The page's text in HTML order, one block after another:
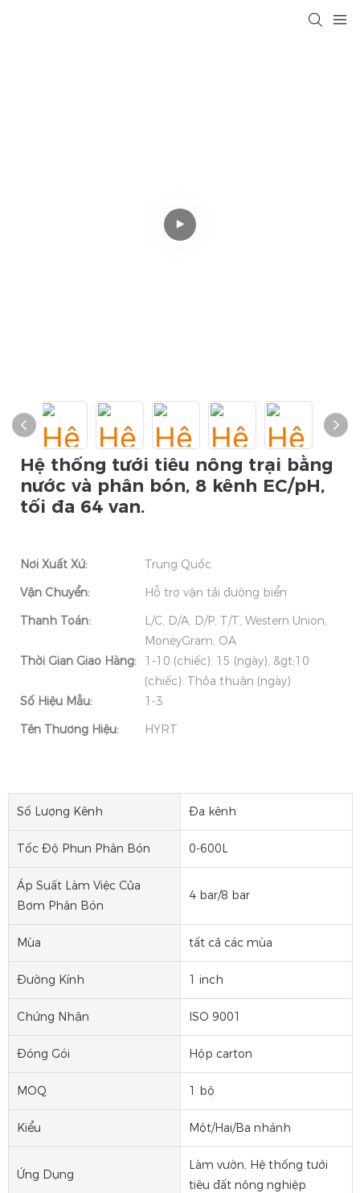
Hệ thống tưới tiêu nông trại bằng
nước và phân bón, 8 kênh EC/pH,
tối đa 64 van.
Nơi Xuất Xứ:
Trung Quốc
Vận Chuyển:
Hỗ trợ vận tải đường biển
Thanh Toán:
L/C, D/A, D/P, T/T, Western Union,
MoneyGram, OA
Thời Gian Giao Hàng:
1-10 (chiếc): 15 (ngày), &gt;10
(chiếc): Thỏa thuận (ngày)
Số Hiệu Mẫu:
1-3
Tên Thương Hiệu:
HYRT
Số Lượng Kênh Đa kênh
Tốc Độ Phun Phân Bón 0-600L
Áp Suất Làm Việc Của
Bơm Phân Bón
4 bar/8 bar
Mùa tất cả các mùa
Đường Kính 1 inch
Chứng Nhận ISO 9001
Đóng Gói Hộp carton
MOQ 1 bộ
Kiểu Một/Hai/Ba nhánh
Ứng Dụng
Làm vườn, Hệ thống tưới
tiêu đất nông nghiệp